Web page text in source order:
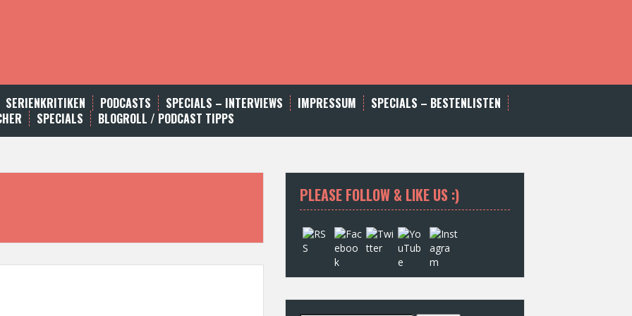
SERIENKRITIKEN PODCASTS SPECIALS – INTERVIEWS IMPRESSUM
SPECIALS – BESTENLISTEN
SPECIALS BLOGROLL / PODCAST TIPPS
PLEASE FOLLOW & LIKE US :)